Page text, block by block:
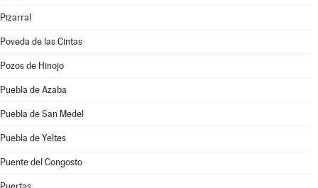
Pizarral
Poveda de las Cintas
Pozos de Hinojo
Puebla de Azaba
Puebla de San Medel
Puebla de Yeltes
Puente del Congosto